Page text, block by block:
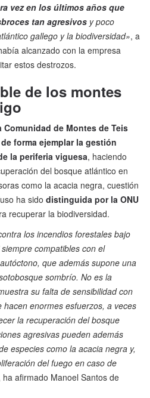
vez en los últimos años que
tan agresivos y poco
gallego y la biodiversidad», a
alcanzado con la empresa
estos destrozos.
de los montes
Comunidad de Montes de Teis
forma ejemplar la gestión
la periferia viguesa, haciendo
del bosque atlántico en
como la acacia negra, cuestión
ha sido distinguida por la ONU
recuperar la biodiversidad.
los incendios forestales bajo
compatibles con el
que además supone una
sombrío. No es la
su falta de sensibilidad con
enormes esfuerzos, a veces
la recuperación del bosque
agresivas pueden además
especies como la acacia negra y,
del fuego en caso de
ha afirmado Manoel Santos de